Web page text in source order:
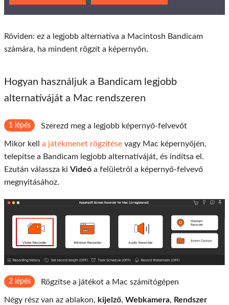
Röviden: ez a legjobb alternatíva a Macintosh Bandicam
számára, ha mindent rögzít a képernyőn.
Hogyan használjuk a Bandicam legjobb
alternatíváját a Mac rendszeren
1 lépés Szerezd meg a legjobb képernyő-felvevőt
Mikor kell a játékmenet rögzítése vagy Mac képernyőjén,
telepítse a Bandicam legjobb alternatíváját, és indítsa el.
Ezután válassza ki Videó a felületről a képernyő-felvevő
megnyitásához.
2 lépés Rögzítse a játékot a Mac számítógépen
Négy rész van az ablakon, kijelző, Webkamera, Rendszer